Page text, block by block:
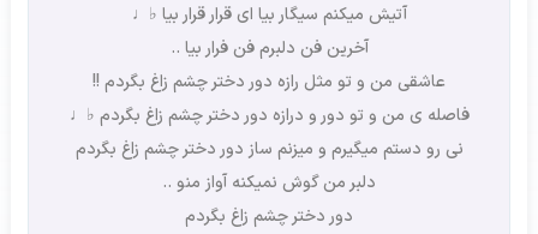
آتیش میکنم سیگار بیا ای قرار قرار بیا ♭♩
آخرین فن دلبرم فن فرار بیا ..
عاشقی من و تو مثل رازه دور دختر چشم زاغ بگردم !!
فاصله ی من و تو دور و درازه دور دختر چشم زاغ بگردم ♭♩
نی رو دستم میگیرم و میزنم ساز دور دختر چشم زاغ بگردم
دلبر من گوش نمیکنه آواز منو ..
دور دختر چشم زاغ بگردم